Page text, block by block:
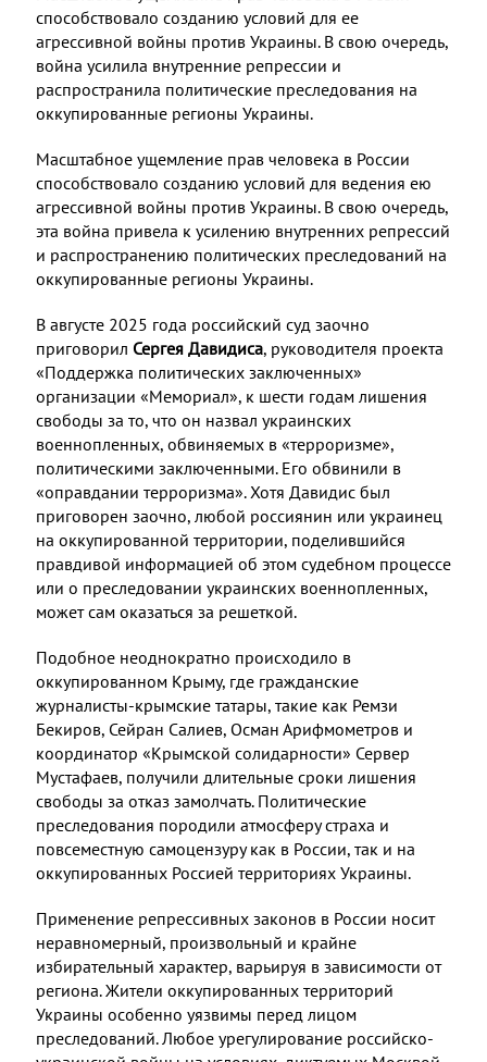
способствовало созданию условий для ее
агрессивной войны против Украины. В свою очередь,
война усилила внутренние репрессии и
распространила политические преследования на
оккупированные регионы Украины.
Масштабное ущемление прав человека в России
способствовало созданию условий для ведения ею
агрессивной войны против Украины. В свою очередь,
эта война привела к усилению внутренних репрессий
и распространению политических преследований на
оккупированные регионы Украины.
В августе 2025 года российский суд заочно
приговорил Сергея Давидиса, руководителя проекта
«Поддержка политических заключенных»
организации «Мемориал», к шести годам лишения
свободы за то, что он назвал украинских
военнопленных, обвиняемых в «терроризме»,
политическими заключенными. Его обвинили в
«оправдании терроризма». Хотя Давидис был
приговорен заочно, любой россиянин или украинец
на оккупированной территории, поделившийся
правдивой информацией об этом судебном процессе
или о преследовании украинских военнопленных,
может сам оказаться за решеткой.
Подобное неоднократно происходило в
оккупированном Крыму, где гражданские
журналисты-крымские татары, такие как Ремзи
Бекиров, Сейран Салиев, Осман Арифмометров и
координатор «Крымской солидарности» Сервер
Мустафаев, получили длительные сроки лишения
свободы за отказ замолчать. Политические
преследования породили атмосферу страха и
повсеместную самоцензуру как в России, так и на
оккупированных Россией территориях Украины.
Применение репрессивных законов в России носит
неравномерный, произвольный и крайне
избирательный характер, варьируя в зависимости от
региона. Жители оккупированных территорий
Украины особенно уязвимы перед лицом
преследований. Любое урегулирование российско-